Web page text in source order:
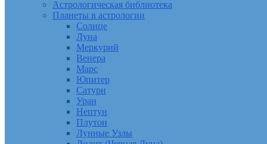
Астрологическая библиотека
Планеты в астрологии
Солнце
Луна
Меркурий
Венера
Марс
Юпитер
Сатурн
Уран
Нептун
Плутон
Лунные Узлы